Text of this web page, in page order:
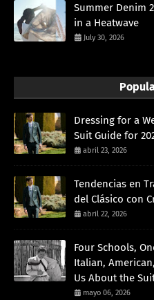
Summer Denim
in a Heatwave
July 30, 2026
Dressing for a
Suit Guide for
abril 23, 2026
Tendencias en
del Clásico con
abril 22, 2026
Four Schools,
Italian,
Us About the
mayo 06, 2026